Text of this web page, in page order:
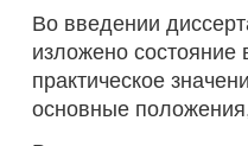
Во введении
изложено состояние
практическое
основные